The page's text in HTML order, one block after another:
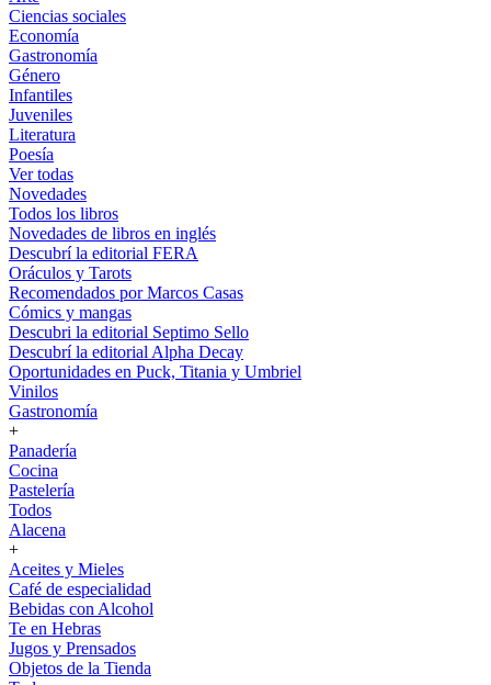
Ciencias sociales
Economía
Gastronomía
Género
Infantiles
Juveniles
Literatura
Poesía
Ver todas
Novedades
Todos los libros
Novedades de libros en inglés
Descubrí la editorial FERA
Oráculos y Tarots
Recomendados por Marcos Casas
Cómics y mangas
Descubri la editorial Septimo Sello
Descubrí la editorial Alpha Decay
Oportunidades en Puck, Titania y Umbriel
Vinilos
Gastronomía
+
Panadería
Cocina
Pastelería
Todos
Alacena
+
Aceites y Mieles
Café de especialidad
Bebidas con Alcohol
Te en Hebras
Jugos y Prensados
Objetos de la Tienda